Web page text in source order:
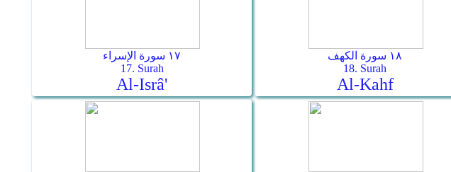
١٧ سورة الإسراء
17. Surah
Al-Isrâ'
١٨ سورة الكهف
18. Surah
Al-Kahf